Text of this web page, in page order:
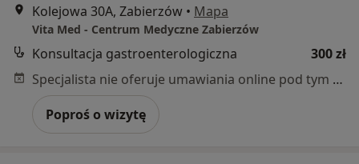
Kolejowa 30A, Zabierzów • Mapa
Vita Med - Centrum Medyczne Zabierzów
Konsultacja gastroenterologiczna
300 zł
Specjalista nie oferuje umawiania online pod tym adresem.
Poproś o wizytę